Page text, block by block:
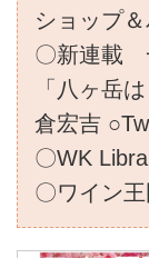
ショップ
〇新連載
「八ヶ岳
倉宏吉
〇WK
〇ワイン